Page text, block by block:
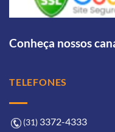
Conheça nossos
TELEFONES
(31) 3372-4333ㅤ